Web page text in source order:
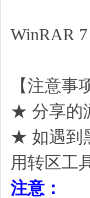
WinRAR
【注意事
★ 分享的
★ 如遇到
用转区工
注意：